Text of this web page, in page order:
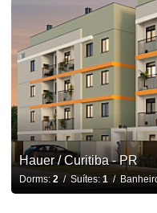
Hauer / Curitiba - PR
Dorms: 2/ Suítes: 1/